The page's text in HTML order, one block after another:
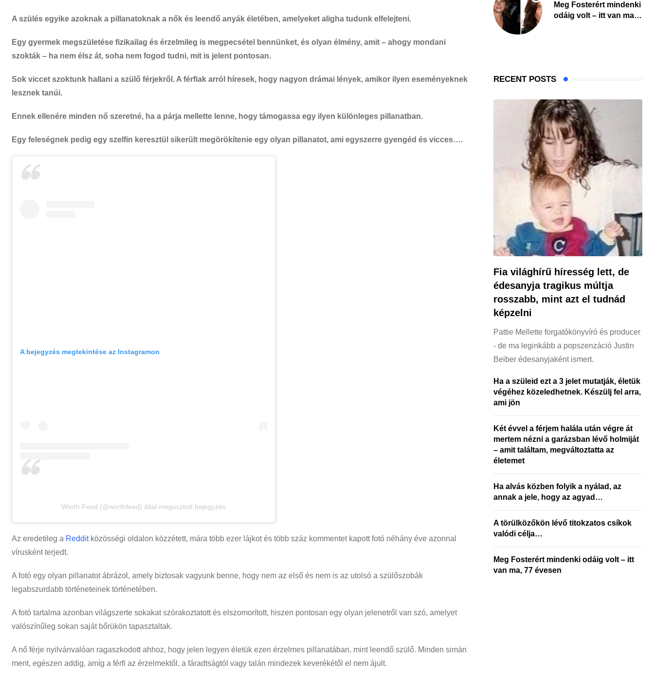
A szülés egyike azoknak a pillanatoknak a nők és leendő anyák életében, amelyeket aligha tudunk elfelejteni.
Egy gyermek megszületése fizikailag és érzelmileg is megpecsétel bennünket, és olyan élmény, amit – ahogy mondani
szokták – ha nem élsz át, soha nem fogod tudni, mit is jelent pontosan.
Sok viccet szoktunk hallani a szülő férjekről. A férfiak arról híresek, hogy nagyon drámai lények, amikor ilyen eseményeknek
lesznek tanúi.
Ennek ellenére minden nő szeretné, ha a párja mellette lenne, hogy támogassa egy ilyen különleges pillanatban.
Egy feleségnek pedig egy szelfin keresztül sikerült megörökítenie egy olyan pillanatot, ami egyszerre gyengéd és vicces….
A bejegyzés megtekintése az Instagramon
Worth Feed (@worthfeed) által megosztott bejegyzés
Az eredetileg a Reddit közösségi oldalon közzétett, mára több ezer lájkot és több száz kommentet kapott fotó néhány éve azonnal
vírusként terjedt.
A fotó egy olyan pillanatot ábrázol, amely biztosak vagyunk benne, hogy nem az első és nem is az utolsó a szülőszobák
legabszurdabb történeteinek történetében.
A fotó tartalma azonban világszerte sokakat szórakoztatott és elszomorított, hiszen pontosan egy olyan jelenetről van szó, amelyet
valószínűleg sokan saját bőrükön tapasztaltak.
A nő férje nyilvánvalóan ragaszkodott ahhoz, hogy jelen legyen életük ezen érzelmes pillanatában, mint leendő szülő. Minden simán
ment, egészen addig, amíg a férfi az érzelmektől, a fáradtságtól vagy talán mindezek keverékétől el nem ájult.
Meg Fosterért mindenki
odáig volt – itt van ma,
RECENT POSTS
Fia világhírű híresség lett, de
édesanyja tragikus múltja
rosszabb, mint azt el tudnád
képzelni
Pattie Mellette forgatókönyvíró és producer
- de ma leginkább a popszenzáció Justin
Beiber édesanyjaként ismert.
Ha a szüleid ezt a 3 jelet mutatják, életük
végéhez közeledhetnek. Készülj fel arra,
ami jön
Két évvel a férjem halála után végre át
mertem nézni a garázsban lévő holmiját
– amit találtam, megváltoztatta az
életemet
Ha alvás közben folyik a nyálad, az
annak a jele, hogy az agyad…
A törülközőkön lévő titokzatos csíkok
valódi célja…
Meg Fosterért mindenki odáig volt – itt
van ma, 77 évesen